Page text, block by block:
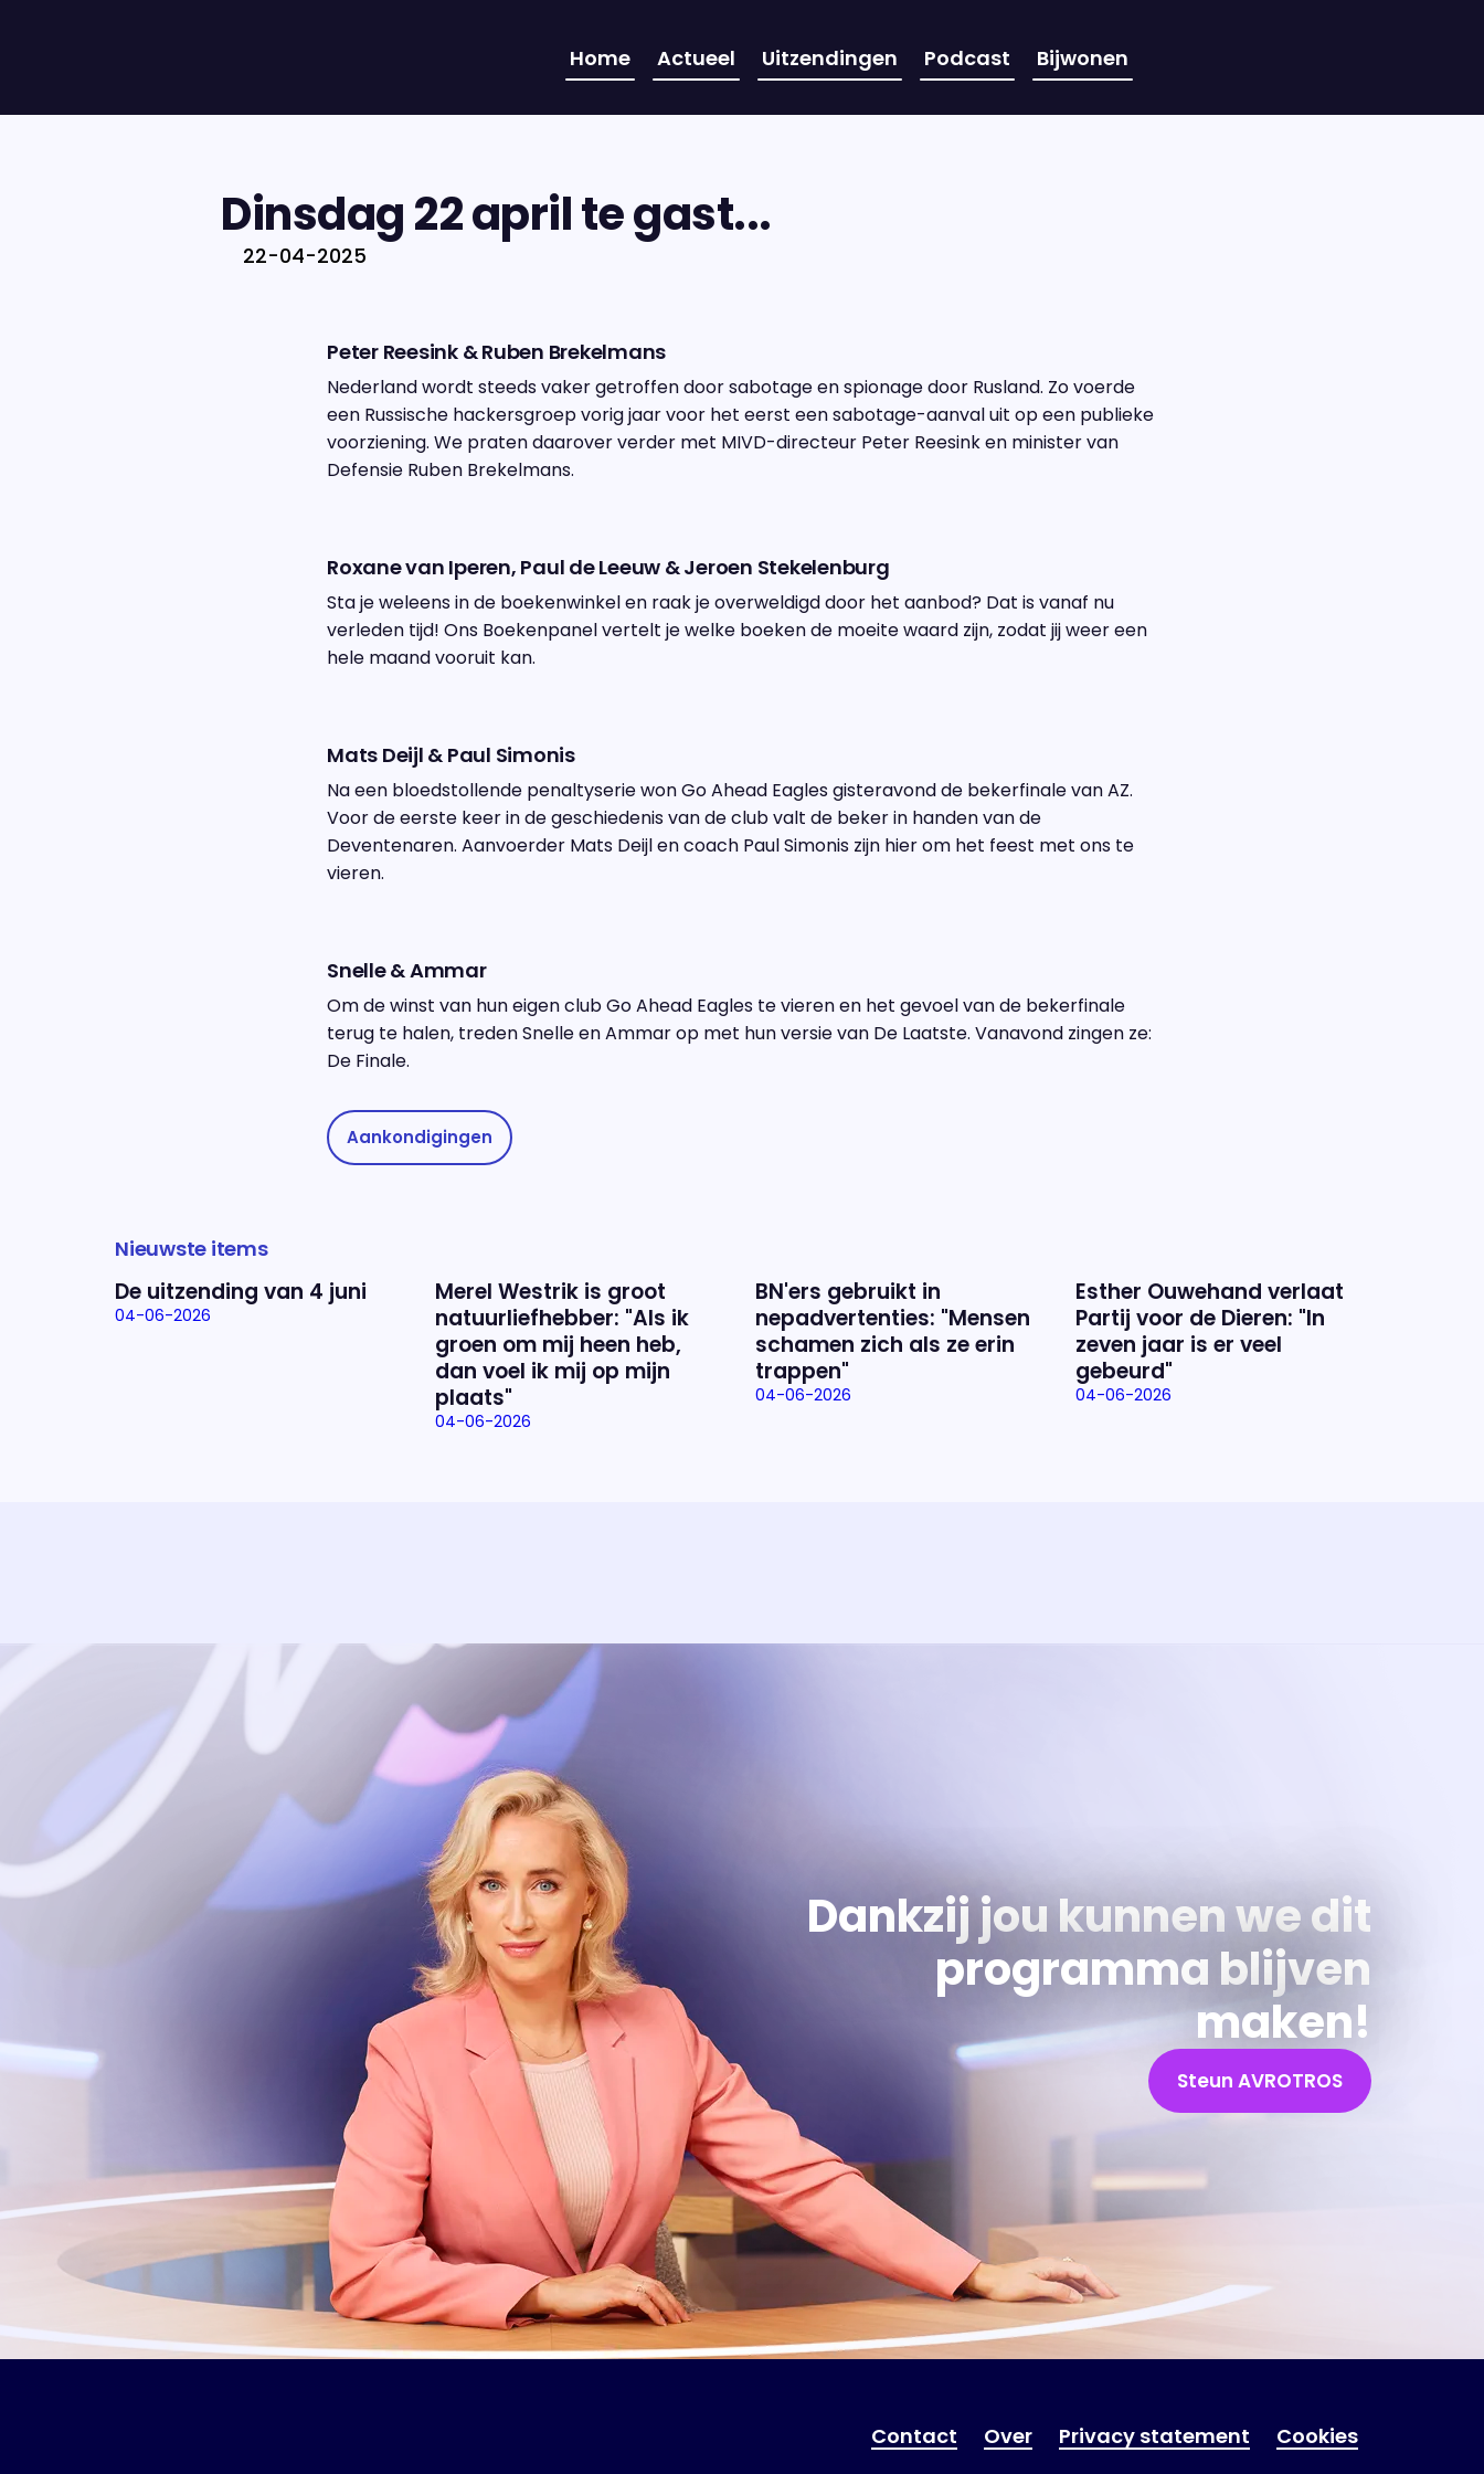
Home Actueel Uitzendingen Podcast Bijwonen
Dinsdag 22 april te gast...
22-04-2025
Peter Reesink & Ruben Brekelmans
Nederland wordt steeds vaker getroffen door sabotage en spionage door Rusland. Zo voerde
een Russische hackersgroep vorig jaar voor het eerst een sabotage-aanval uit op een publieke
voorziening. We praten daarover verder met MIVD-directeur Peter Reesink en minister van
Defensie Ruben Brekelmans.
Roxane van Iperen, Paul de Leeuw & Jeroen Stekelenburg
Sta je weleens in de boekenwinkel en raak je overweldigd door het aanbod? Dat is vanaf nu
verleden tijd! Ons Boekenpanel vertelt je welke boeken de moeite waard zijn, zodat jij weer een
hele maand vooruit kan.
Mats Deijl & Paul Simonis
Na een bloedstollende penaltyserie won Go Ahead Eagles gisteravond de bekerfinale van AZ.
Voor de eerste keer in de geschiedenis van de club valt de beker in handen van de
Deventenaren. Aanvoerder Mats Deijl en coach Paul Simonis zijn hier om het feest met ons te
vieren.
Snelle & Ammar
Om de winst van hun eigen club Go Ahead Eagles te vieren en het gevoel van de bekerfinale
terug te halen, treden Snelle en Ammar op met hun versie van De Laatste. Vanavond zingen ze:
De Finale.
Aankondigingen
Nieuwste items
De uitzending van 4 juni
04-06-2026
Merel Westrik is groot
natuurliefhebber: "Als ik
groen om mij heen heb,
dan voel ik mij op mijn
plaats"
04-06-2026
BN'ers gebruikt in
nepadvertenties: "Mensen
schamen zich als ze erin
trappen"
04-06-2026
Esther Ouwehand verlaat
Partij voor de Dieren: "In
zeven jaar is er veel
gebeurd"
04-06-2026
Dankzij jou kunnen we dit
programma blijven
maken!
Steun AVROTROS
Contact Over Privacy statement Cookies